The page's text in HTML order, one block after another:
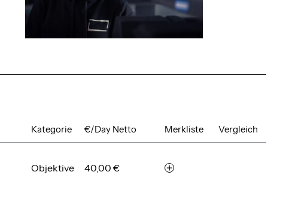
Kategorie €/Day Netto Merkliste Vergleich
Objektive 40,00 €
m